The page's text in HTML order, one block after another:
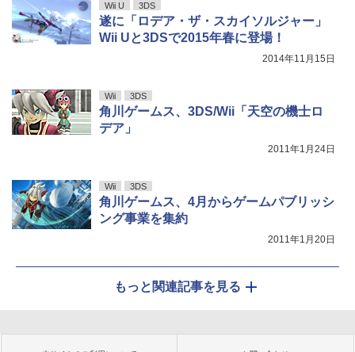
Wii U 3DS
遂に「ロデア・ザ・スカイソルジャー」
Wii Uと3DSで2015年春に登場！
2014年11月15日
Wii 3DS
角川ゲームス、3DS/Wii「天空の機士ロ
デア」
2011年1月24日
Wii 3DS
角川ゲームス、4月からゲームパブリッシ
ング事業を集約
2011年1月20日
もっと関連記事を見る